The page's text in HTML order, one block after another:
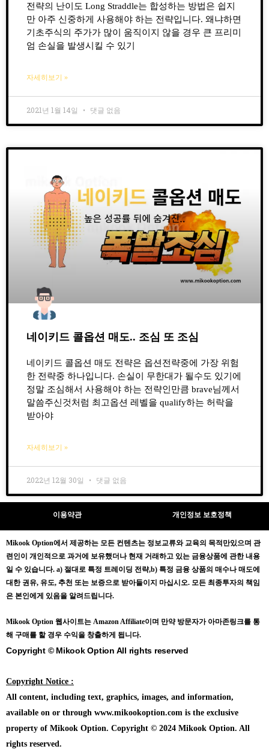
전략의 난이도 Long Straddle는 합성하는 방법은 쉽지
만 아주 신중하게 사용해야 하는 전략입니다. 왜냐하면
기초주식의 주가가 많이 움직이지 않을 경우 큰 프리미
엄 손실을 발생시킬 수 있기
자세히보기 »
2021년 1월 14일 댓글 없음
네이키드 콜옵션 매도.. 조심 또 조심
네이키드 콜옵션 매도 전략은 옵션전략중에 가장 위험
한 전략중 하나입니다. 손실이 무한대가 될수도 있기에
정말 조심해서 사용해야 하는 전략인만큼 brave님께서
말씀주신것처럼 최고옵션 레벨을 qualify하는 허락을
받아야
자세히보기 »
2022년 12월 30일 댓글 없음
이용약관 개인정보 보호정책
Mikook Option에서 제공하는 모든 컨텐츠는 정보교류와 교육의 목적만있으며 관
련인이 개인적으로 과거에 보유했더나 현재 거래하고 있는 금융상품에 관한 내용
일 수 있습니다. a) 절대로 특정 트레이딩 전략,b) 특정 금융 상품의 매수나 매도에
대한 권유, 유도, 추천 또는 보증으로 받아들이지 마십시오. 모든 최종투자의 책임
은 본인에게 있음을 알려드립니다.
Mikook Option 웹사이트는 Amazon Affiliate이며 만약 방문자가 아마존링크를 통
해 구매를 할 경우 수익을 창출하게 됩니다.
Copyright © Mikook Option All rights reserved
Copyright Notice :
All content, including text, graphics, images, and information,
available on or through www.mikookoption.com is the exclusive
property of Mikook Option. Copyright © 2024 Mikook Option. All
rights reserved.